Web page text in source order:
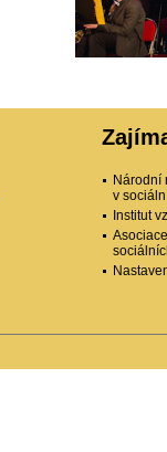
Národní
v
Institut